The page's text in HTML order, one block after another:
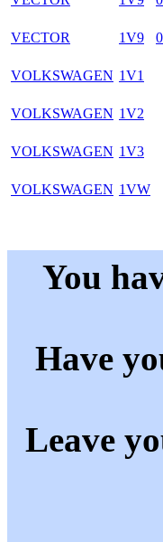
VECTOR 1V9
VOLKSWAGEN 1V1
VOLKSWAGEN 1V2
VOLKSWAGEN 1V3
VOLKSWAGEN 1VW
You
Have
Leave